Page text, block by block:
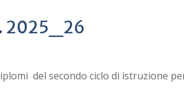
2025_26
del secondo ciclo di istruzione per